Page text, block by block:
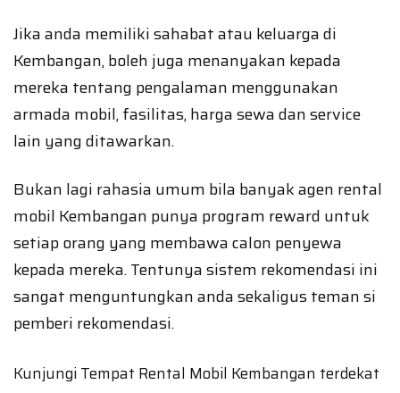
Jika anda memiliki sahabat atau keluarga di
Kembangan, boleh juga menanyakan kepada
mereka tentang pengalaman menggunakan
armada mobil, fasilitas, harga sewa dan service
lain yang ditawarkan.
Bukan lagi rahasia umum bila banyak agen rental
mobil Kembangan punya program reward untuk
setiap orang yang membawa calon penyewa
kepada mereka. Tentunya sistem rekomendasi ini
sangat menguntungkan anda sekaligus teman si
pemberi rekomendasi.
Kunjungi Tempat Rental Mobil Kembangan terdekat